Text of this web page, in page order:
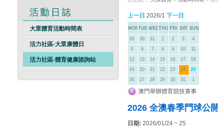
大眾體育活動時間表
活力社區-大眾康體日
活力社區-體育健康諮詢站
上一日 2026/1 下一日
MONTUE WEDTHU FRI SAT SUN
29 30 31 1 2 3 4
5 6 7 8 9 10 11
12 13 14 15 16 17 18
19 20 21 22 23 24 25
26 27 28 29 30 31 1
澳門舉辦體育競技賽事
2026 全澳春季門球公
日期: 2026/01/24 ~ 25